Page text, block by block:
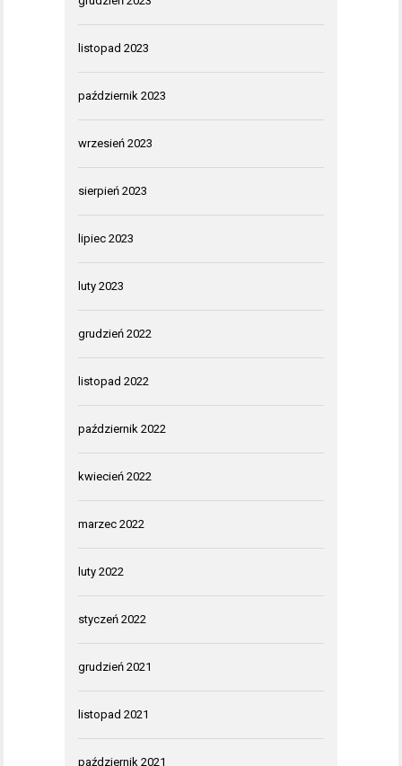
listopad 2023
październik 2023
wrzesień 2023
sierpień 2023
lipiec 2023
luty 2023
grudzień 2022
listopad 2022
październik 2022
kwiecień 2022
marzec 2022
luty 2022
styczeń 2022
grudzień 2021
listopad 2021
październik 2021